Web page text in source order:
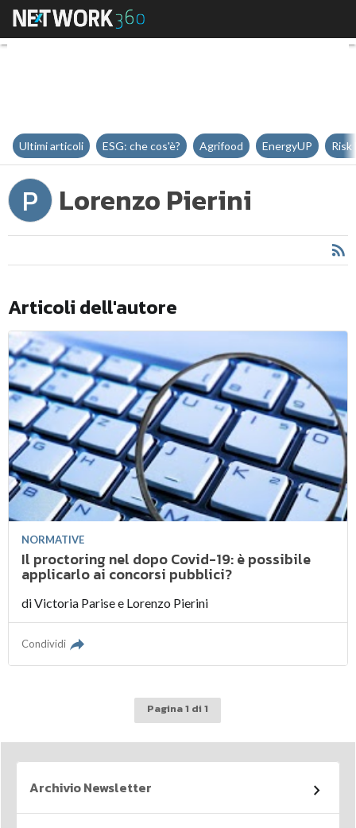
Lorenzo Pierini
Ultimi articoli ESG: che cos'è? Agrifood EnergyUP Risk
P Lorenzo Pierini
Articoli dell'autore
NORMATIVE
Il proctoring nel dopo Covid-19: è possibile
applicarlo ai concorsi pubblici?
diVictoria Parisee Lorenzo Pierini
Condividi
Pagina 1 di 1
Archivio Newsletter